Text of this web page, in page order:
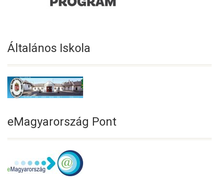
Általános Iskola
eMagyarország Pont